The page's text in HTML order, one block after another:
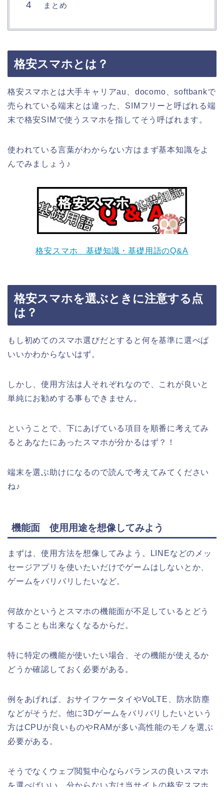
まとめ
格安スマホとは？
格安スマホとは大手キャリアau、docomo、softbankで
売られている端末とは違った、SIMフリーと呼ばれる端
末で格安SIMで使うスマホを指してそう呼ばれます。
使われている言葉がわからない方はまず基本知識をよ
んでみましょう♪
格安スマホ 基礎知識・基礎用語のQ&A
格安スマホを選ぶときに注意する点
は？
もし初めてのスマホ選びだとすると何を基準に選べば
いいかわからないはず。
しかし、使用方法は人それぞれなので、これが良いと
単純にお勧めする事もできません。
ということで、下にあげている項目を順番に考えてみ
るとあなたにあったスマホが分かるはず？！
端末を選ぶ助けになるので読んで考えてみてください
ね♪
機能面 使用用途を想像してみよう
まずは、使用方法を想像してみよう。LINEなどのメッ
セージアプリを使いたいだけでゲームはしないとか、
ゲームをバリバリしたいなど。
何故かというとスマホの機能面が不足しているとどう
することも出来なくなるからだ。
特に特定の機能が使いたい場合、その機能が使えるか
どうか確認しておく必要がある。
例をあげれば、おサイフケータイやVoLTE、防水防塵
などがそうだ。他に3Dゲームをバリバリしたいという
方はCPUが良いものやRAMが多い高性能のモノを選ぶ
必要がある。
そうでなくウェブ閲覧中心ならバランスの良いスマホ
を選べばいい。分からない方は当サイトの格安スマホ